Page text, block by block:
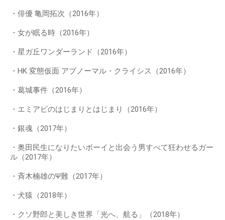
・俳優 亀岡拓次（2016年）
・女が眠る時（2016年）
・星ガ丘ワンダーランド（2016年）
・HK 変態仮面 アブノーマル・クライシス（2016年）
・葛城事件（2016年）
・エミアビのはじまりとはじまり（2016年）
・銀魂（2017年）
・奥田民生になりたいボーイと出会う男すべて狂わせるガー
ル（2017年）
・斉木楠雄のΨ難（2017年）
・犬猿（2018年）
・クソ野郎と美しき世界「光へ、航る」（2018年）